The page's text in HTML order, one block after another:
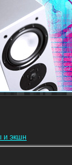
и экшн